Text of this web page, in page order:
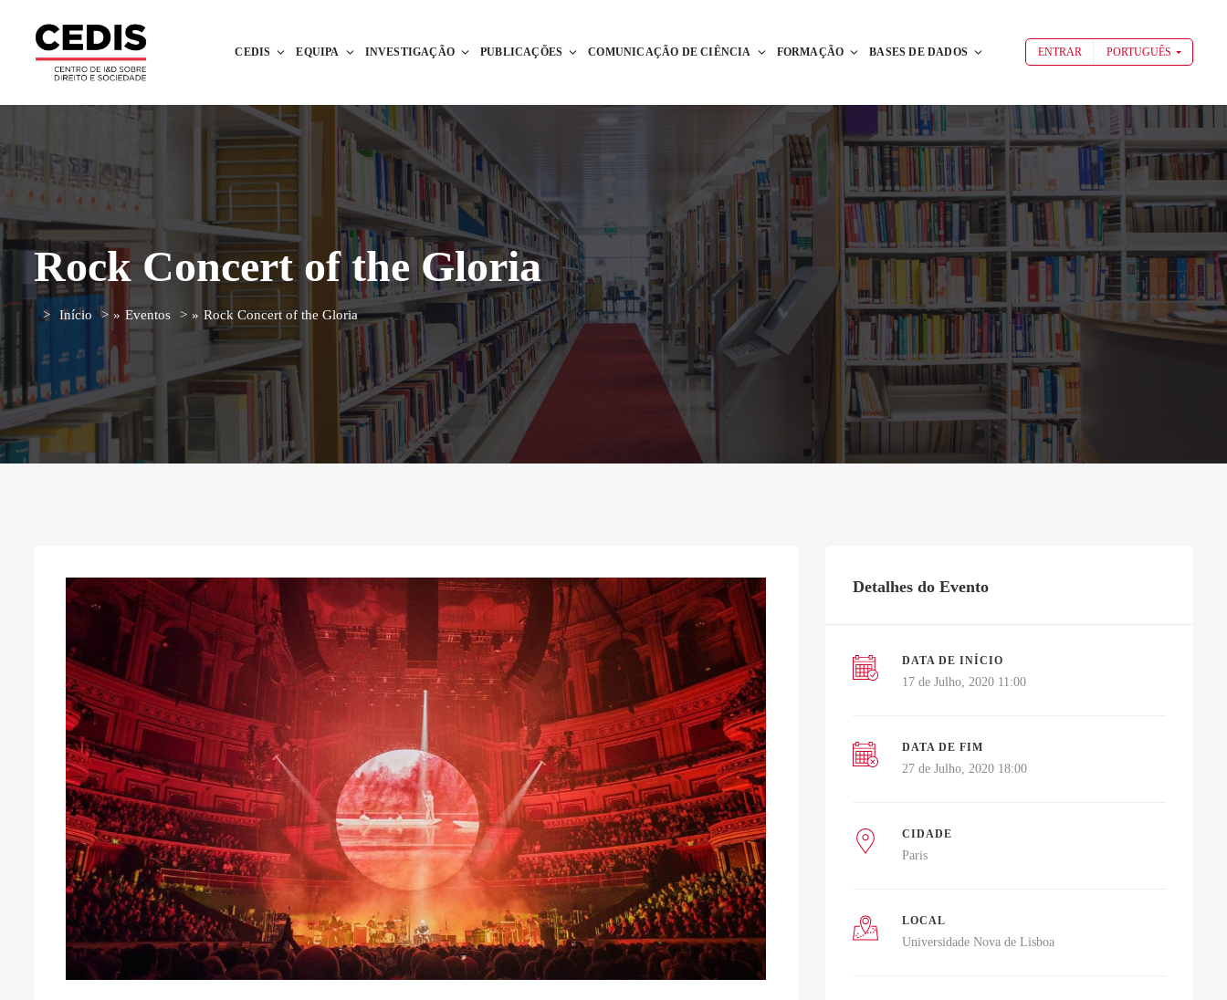
CEDIS EQUIPA INVESTIGAÇÃO PUBLICAÇÕES COMUNICAÇÃO DE CIÊNCIA FORMAÇÃO BASES DE DADOS ENTRAR PORTUGUÊS
Rock Concert of the Gloria
Início » Eventos » Rock Concert of the Gloria
Detalhes do Evento
DATA DE INÍCIO
17 de Julho, 2020 11:00
DATA DE FIM
27 de Julho, 2020 18:00
CIDADE
Paris
LOCAL
Universidade Nova de Lisboa